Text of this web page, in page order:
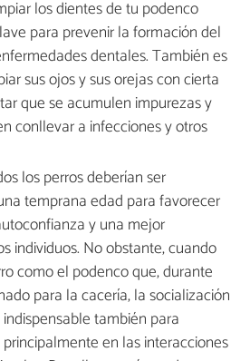
los dientes de tu podenco
para prevenir la formación del
dentales. También es
sus ojos y sus orejas con cierta
que se acumulen impurezas y
conllevar a infecciones y otros
los perros deberían ser
temprana edad para favorecer
y una mejor
individuos. No obstante, cuando
como el podenco que, durante
para la cacería, la socialización
también para
en las interacciones